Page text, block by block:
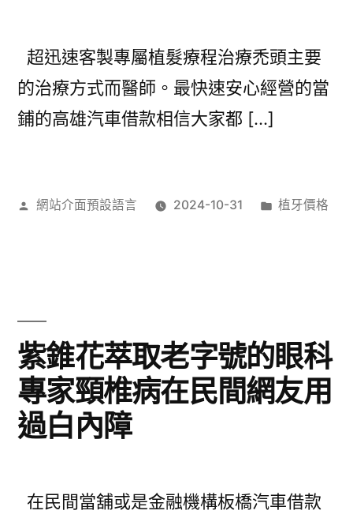
超迅速客製專屬植髮療程治療禿頭主要
的治療方式而醫師。最快速安心經營的當
鋪的高雄汽車借款相信大家都 […]
作
網站介面預設語言 2024-10-31
分
植牙價格
紫錐花萃取老字號的眼科
專家頸椎病在民間網友用
過白內障
在民間當舖或是金融機構板橋汽車借款